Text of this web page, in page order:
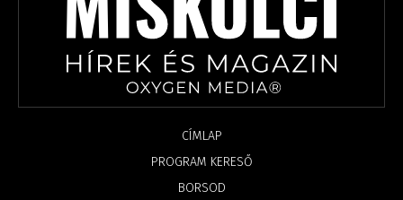
CÍMLAP
PROGRAM KERESŐ
BORSOD